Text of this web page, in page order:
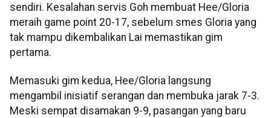
sendiri. Kesalahan servis Goh membuat Hee/Gloria
meraih game point 20-17, sebelum smes Gloria yang
tak mampu dikembalikan Lai memastikan gim
pertama.
Memasuki gim kedua, Hee/Gloria langsung
mengambil inisiatif serangan dan membuka jarak 7-3.
Meski sempat disamakan 9-9, pasangan yang baru